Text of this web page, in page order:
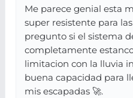
Me parece genial esta
super resistente para
pregunto si el sistema
completamente
limitacion con la lluvia
buena capacidad para
mis escapadas 🚀.